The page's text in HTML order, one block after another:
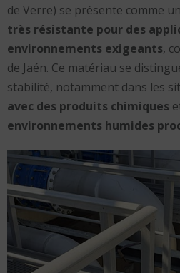
de Verre) se présente comme
très résistante pour des
environnements exigeants,
de Jaén. Ce matériau se
stabilité, notamment dans les
avec des produits chimiques
environnements humides